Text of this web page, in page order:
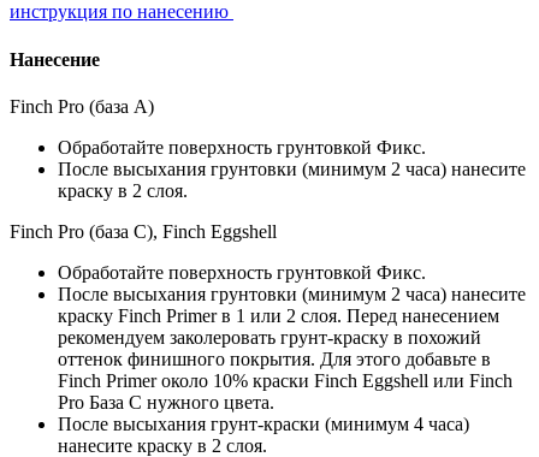
инструкция по нанесению
Нанесение
Finch Pro (база А)
Обработайте поверхность грунтовкой Фикс.
После высыхания грунтовки (минимум 2 часа) нанесите
краску в 2 слоя.
Finch Pro (база C), Finch Eggshell
Обработайте поверхность грунтовкой Фикс.
После высыхания грунтовки (минимум 2 часа) нанесите
краску Finch Primer в 1 или 2 слоя. Перед нанесением
рекомендуем заколеровать грунт-краску в похожий
оттенок финишного покрытия. Для этого добавьте в
Finch Primer около 10% краски Finch Eggshell или Finch
Pro База C нужного цвета.
После высыхания грунт-краски (минимум 4 часа)
нанесите краску в 2 слоя.